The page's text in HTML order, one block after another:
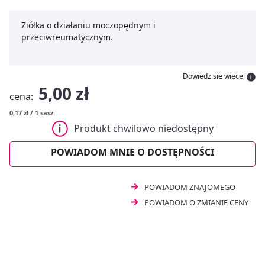
Ziółka o działaniu moczopędnym i
przeciwreumatycznym.
Dowiedz się więcej
cena: 5,00 zł
0,17 zł / 1 sasz.
Produkt chwilowo niedostępny
POWIADOM MNIE O DOSTĘPNOŚCI
POWIADOM ZNAJOMEGO
POWIADOM O ZMIANIE CENY